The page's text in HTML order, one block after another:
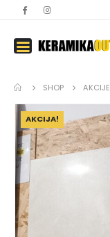
SHOP AKCIJE
AKCIJA!